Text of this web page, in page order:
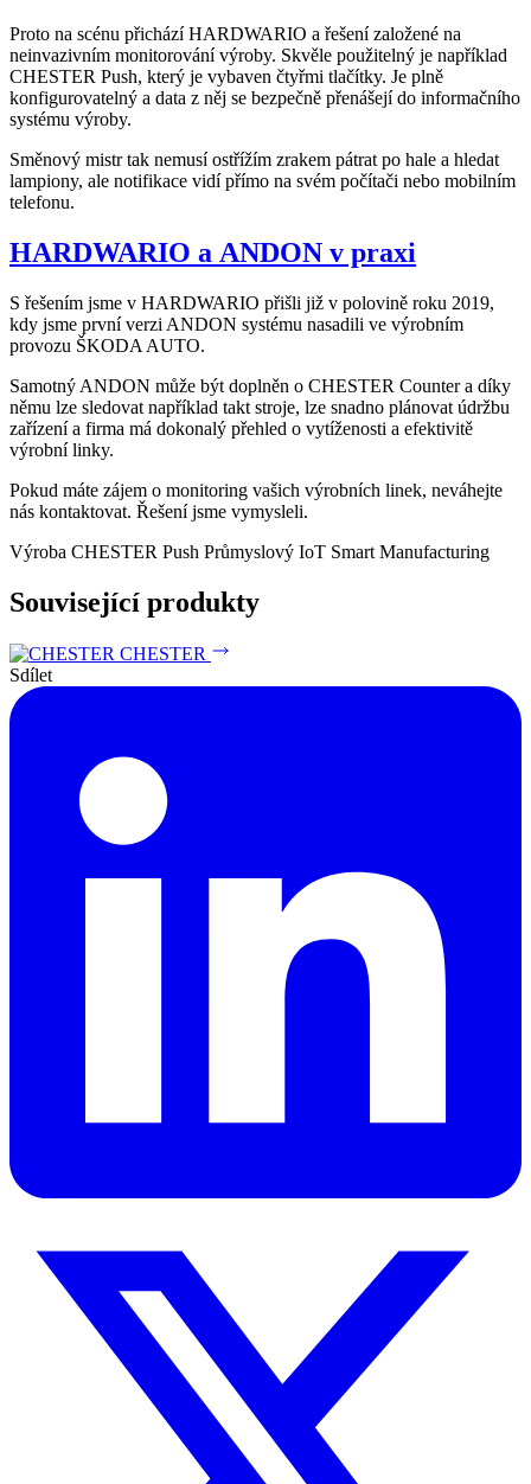
Proto na scénu přichází HARDWARIO a řešení založené na
neinvazivním monitorování výroby. Skvěle použitelný je například
CHESTER Push, který je vybaven čtyřmi tlačítky. Je plně
konfigurovatelný a data z něj se bezpečně přenášejí do informačního
systému výroby.
Směnový mistr tak nemusí ostřížím zrakem pátrat po hale a hledat
lampiony, ale notifikace vidí přímo na svém počítači nebo mobilním
telefonu.
HARDWARIO a ANDON v praxi
S řešením jsme v HARDWARIO přišli již v polovině roku 2019,
kdy jsme první verzi ANDON systému nasadili ve výrobním
provozu ŠKODA AUTO.
Samotný ANDON může být doplněn o CHESTER Counter a díky
němu lze sledovat například takt stroje, lze snadno plánovat údržbu
zařízení a firma má dokonalý přehled o vytíženosti a efektivitě
výrobní linky.
Pokud máte zájem o monitoring vašich výrobních linek, neváhejte
nás kontaktovat. Řešení jsme vymysleli.
Výroba CHESTER Push Průmyslový IoT Smart Manufacturing
Související produkty
CHESTER
Sdílet